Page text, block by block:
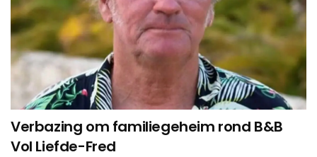
Verbazing om familiegeheim rond B&B
Vol Liefde-Fred